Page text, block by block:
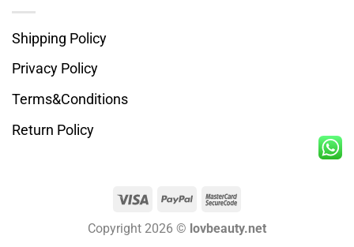
Shipping Policy
Privacy Policy
Terms&Conditions
Return Policy
Visa PayPal MasterCard
Copyright 2026 © lovbeauty.net